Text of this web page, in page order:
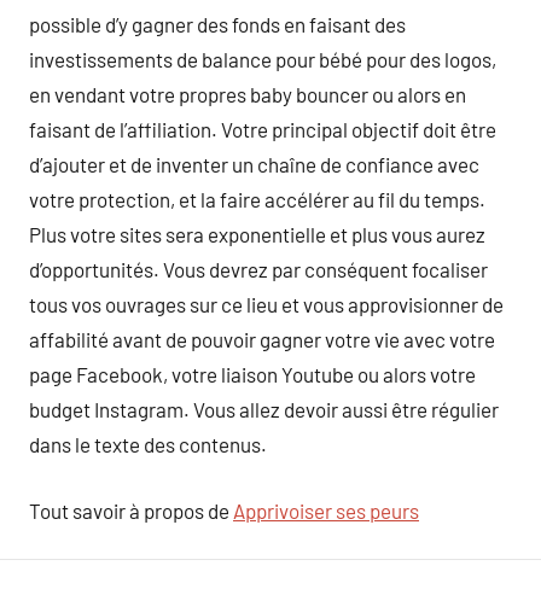
possible d’y gagner des fonds en faisant des
investissements de balance pour bébé pour des logos,
en vendant votre propres baby bouncer ou alors en
faisant de l’affiliation. Votre principal objectif doit être
d’ajouter et de inventer un chaîne de confiance avec
votre protection, et la faire accélérer au fil du temps.
Plus votre sites sera exponentielle et plus vous aurez
d’opportunités. Vous devrez par conséquent focaliser
tous vos ouvrages sur ce lieu et vous approvisionner de
affabilité avant de pouvoir gagner votre vie avec votre
page Facebook, votre liaison Youtube ou alors votre
budget Instagram. Vous allez devoir aussi être régulier
dans le texte des contenus.
Tout savoir à propos de Apprivoiser ses peurs